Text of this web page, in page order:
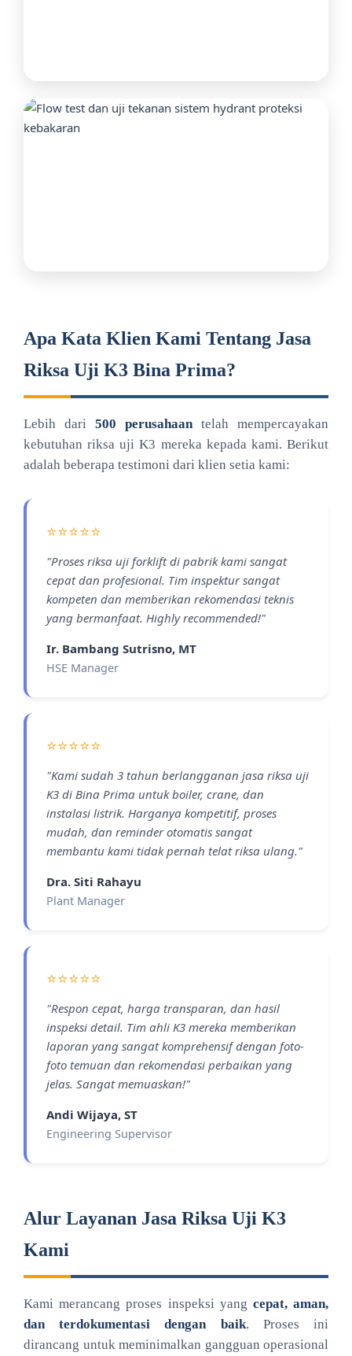
Apa Kata Klien Kami Tentang Jasa
Riksa Uji K3 Bina Prima?
Lebih dari 500 perusahaantelah mempercayakan
kebutuhan riksa uji K3 mereka kepada kami. Berikut
adalah beberapa testimoni dari klien setia kami:
⭐⭐⭐⭐⭐
"Proses riksa uji forklift di pabrik kami sangat
cepat dan profesional. Tim inspektur sangat
kompeten dan memberikan rekomendasi teknis
yang bermanfaat. Highly recommended!"
Ir. Bambang Sutrisno, MT
HSE Manager
⭐⭐⭐⭐⭐
"Kami sudah 3 tahun berlangganan jasa riksa uji
K3 di Bina Prima untuk boiler, crane, dan
instalasi listrik. Harganya kompetitif, proses
mudah, dan reminder otomatis sangat
membantu kami tidak pernah telat riksa ulang."
Dra. Siti Rahayu
Plant Manager
⭐⭐⭐⭐⭐
"Respon cepat, harga transparan, dan hasil
inspeksi detail. Tim ahli K3 mereka memberikan
laporan yang sangat komprehensif dengan foto-
foto temuan dan rekomendasi perbaikan yang
jelas. Sangat memuaskan!"
Andi Wijaya, ST
Engineering Supervisor
Alur Layanan Jasa Riksa Uji K3
Kami
Kami merancang proses inspeksi yang cepat, aman,
dan terdokumentasi dengan baik. Proses ini
dirancang untuk meminimalkan gangguan operasional